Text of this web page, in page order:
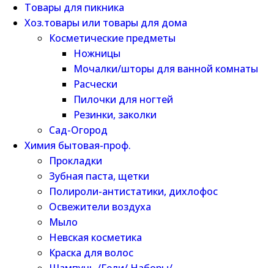
Товары для пикника
Хоз.товары или товары для дома
Косметические предметы
Ножницы
Мочалки/шторы для ванной комнаты
Расчески
Пилочки для ногтей
Резинки, заколки
Сад-Огород
Химия бытовая-проф.
Прокладки
Зубная паста, щетки
Полироли-антистатики, дихлофос
Освежители воздуха
Мыло
Невская косметика
Краска для волос